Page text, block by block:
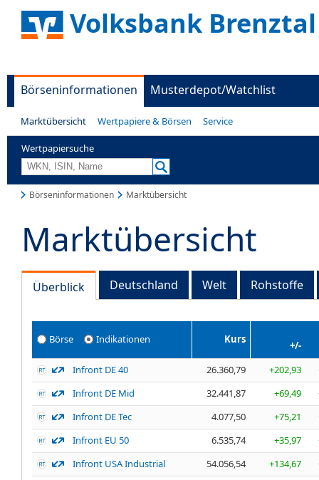
Volksbank Brenztal
Börseninformationen Musterdepot/Watchlist
Marktübersicht Wertpapiere & Börsen Service
Wertpapiersuche
Börseninformationen Marktübersicht
Marktübersicht
Überblick Deutschland Welt Rohstoffe
Börse Indikationen Kurs
+/-
Infront DE 40
26.360,79 +202,93
Infront DE Mid
32.441,87 +69,49
Infront DE Tec
4.077,50 +75,21
Infront EU 50
6.535,74 +35,97
Infront USA Industrial
54.056,54 +134,67